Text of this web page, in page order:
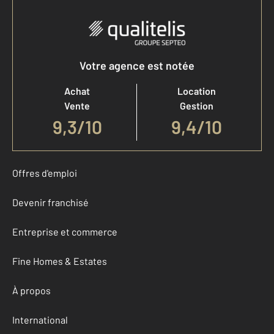
Votre agence est notée
Achat
Vente
9,3/10
Location
Gestion
9,4/10
Offres d'emploi
Devenir franchisé
Entreprise et commerce
Fine Homes & Estates
À propos
International